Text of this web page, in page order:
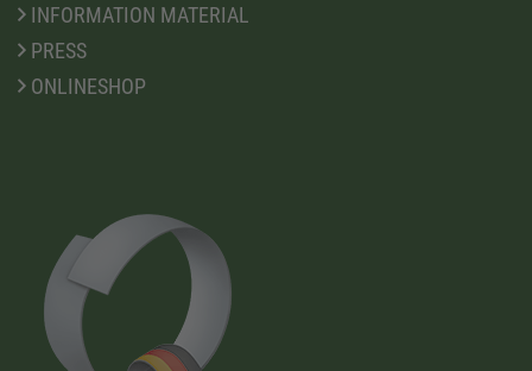
INFORMATION MATERIAL
PRESS
ONLINESHOP